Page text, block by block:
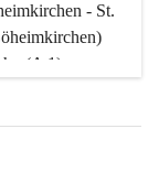
- St.
(A 1).
Wien sowie
hatten